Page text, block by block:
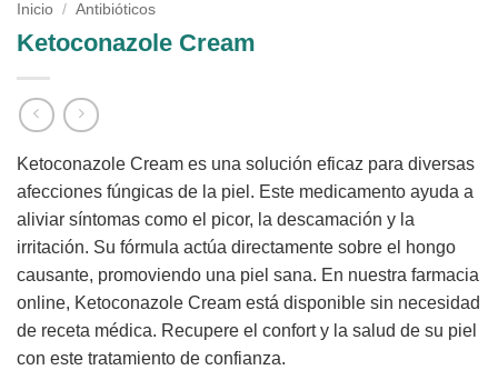
Inicio / Antibióticos
Ketoconazole Cream
Ketoconazole Cream es una solución eficaz para diversas
afecciones fúngicas de la piel. Este medicamento ayuda a
aliviar síntomas como el picor, la descamación y la
irritación. Su fórmula actúa directamente sobre el hongo
causante, promoviendo una piel sana. En nuestra farmacia
online, Ketoconazole Cream está disponible sin necesidad
de receta médica. Recupere el confort y la salud de su piel
con este tratamiento de confianza.